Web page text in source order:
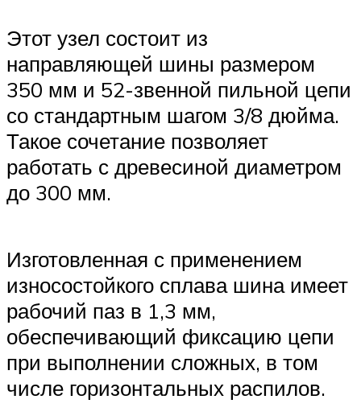
Этот узел состоит из
направляющей шины размером
350 мм и 52-звенной пильной цепи
со стандартным шагом 3/8 дюйма.
Такое сочетание позволяет
работать с древесиной диаметром
до 300 мм.
Изготовленная с применением
износостойкого сплава шина имеет
рабочий паз в 1,3 мм,
обеспечивающий фиксацию цепи
при выполнении сложных, в том
числе горизонтальных распилов.